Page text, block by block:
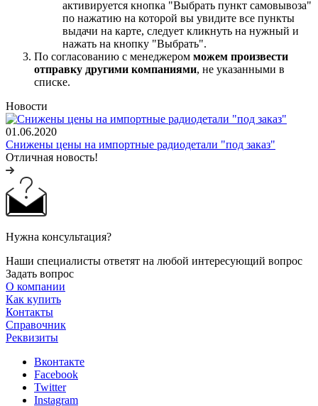
активируется кнопка "Выбрать пункт самовывоза"
по нажатию на которой вы увидите все пункты
выдачи на карте, следует кликнуть на нужный и
нажать на кнопку "Выбрать".
По согласованию с менеджером можем произвести
отправку другими компаниями, не указанными в
списке.
Новости
01.06.2020
Снижены цены на импортные радиодетали "под заказ"
Отличная новость!
Нужна консультация?
Наши специалисты ответят на любой интересующий вопрос
Задать вопрос
О компании
Как купить
Контакты
Справочник
Реквизиты
Вконтакте
Facebook
Twitter
Instagram